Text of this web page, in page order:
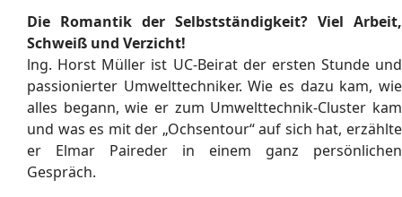
Die Romantik der Selbstständigkeit? Viel Arbeit,
Schweiß und Verzicht!
lng. Horst Müller ist UC-Beirat der ersten Stunde und
passionierter Umwelttechniker. Wie es dazu kam, wie
alles begann, wie er zum Umwelttechnik-Cluster kam
und was es mit der „Ochsentour“ auf sich hat, erzählte
er Elmar Paireder in einem ganz persönlichen
Gespräch.